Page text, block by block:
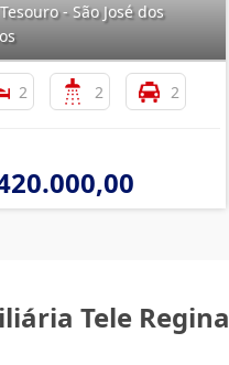
- São José dos
2 2 2
Tele Regina